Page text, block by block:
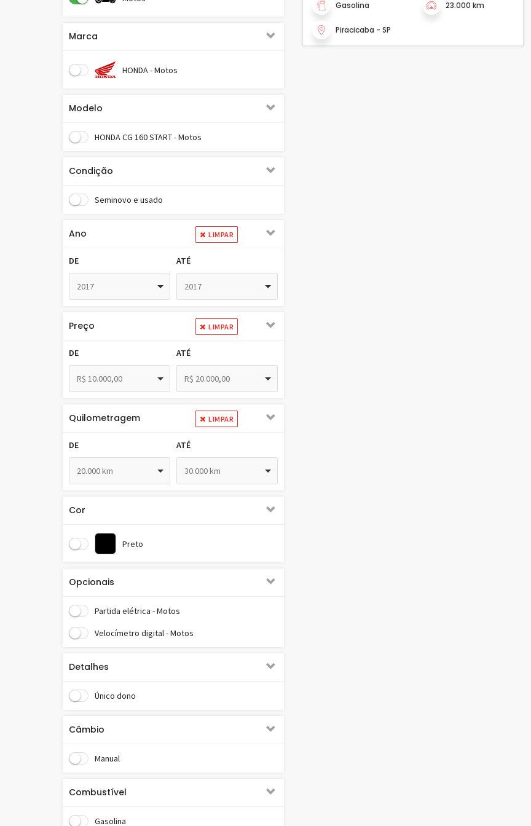
Marca
HONDA - Motos
Modelo
HONDA CG 160 START - Motos
Condição
Seminovo e usado
Ano LIMPAR
DE
2017
ATÉ
2017
Preço LIMPAR
DE
R$ 10.000,00
ATÉ
R$ 20.000,00
Quilometragem LIMPAR
DE
20.000 km
ATÉ
30.000 km
Cor
Preto
Opcionais
Partida elétrica - Motos
Velocímetro digital - Motos
Detalhes
Único dono
Câmbio
Manual
Combustível
Gasolina
Gasolina 23.000 km
Piracicaba - SP